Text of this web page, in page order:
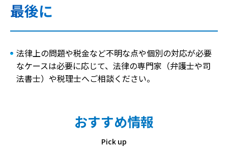
最後に
法律上の問題や税金など不明な点や個別の対応が必要
なケースは必要に応じて、法律の専門家（弁護士や司
法書士）や税理士へご相談ください。
おすすめ情報
Pick up